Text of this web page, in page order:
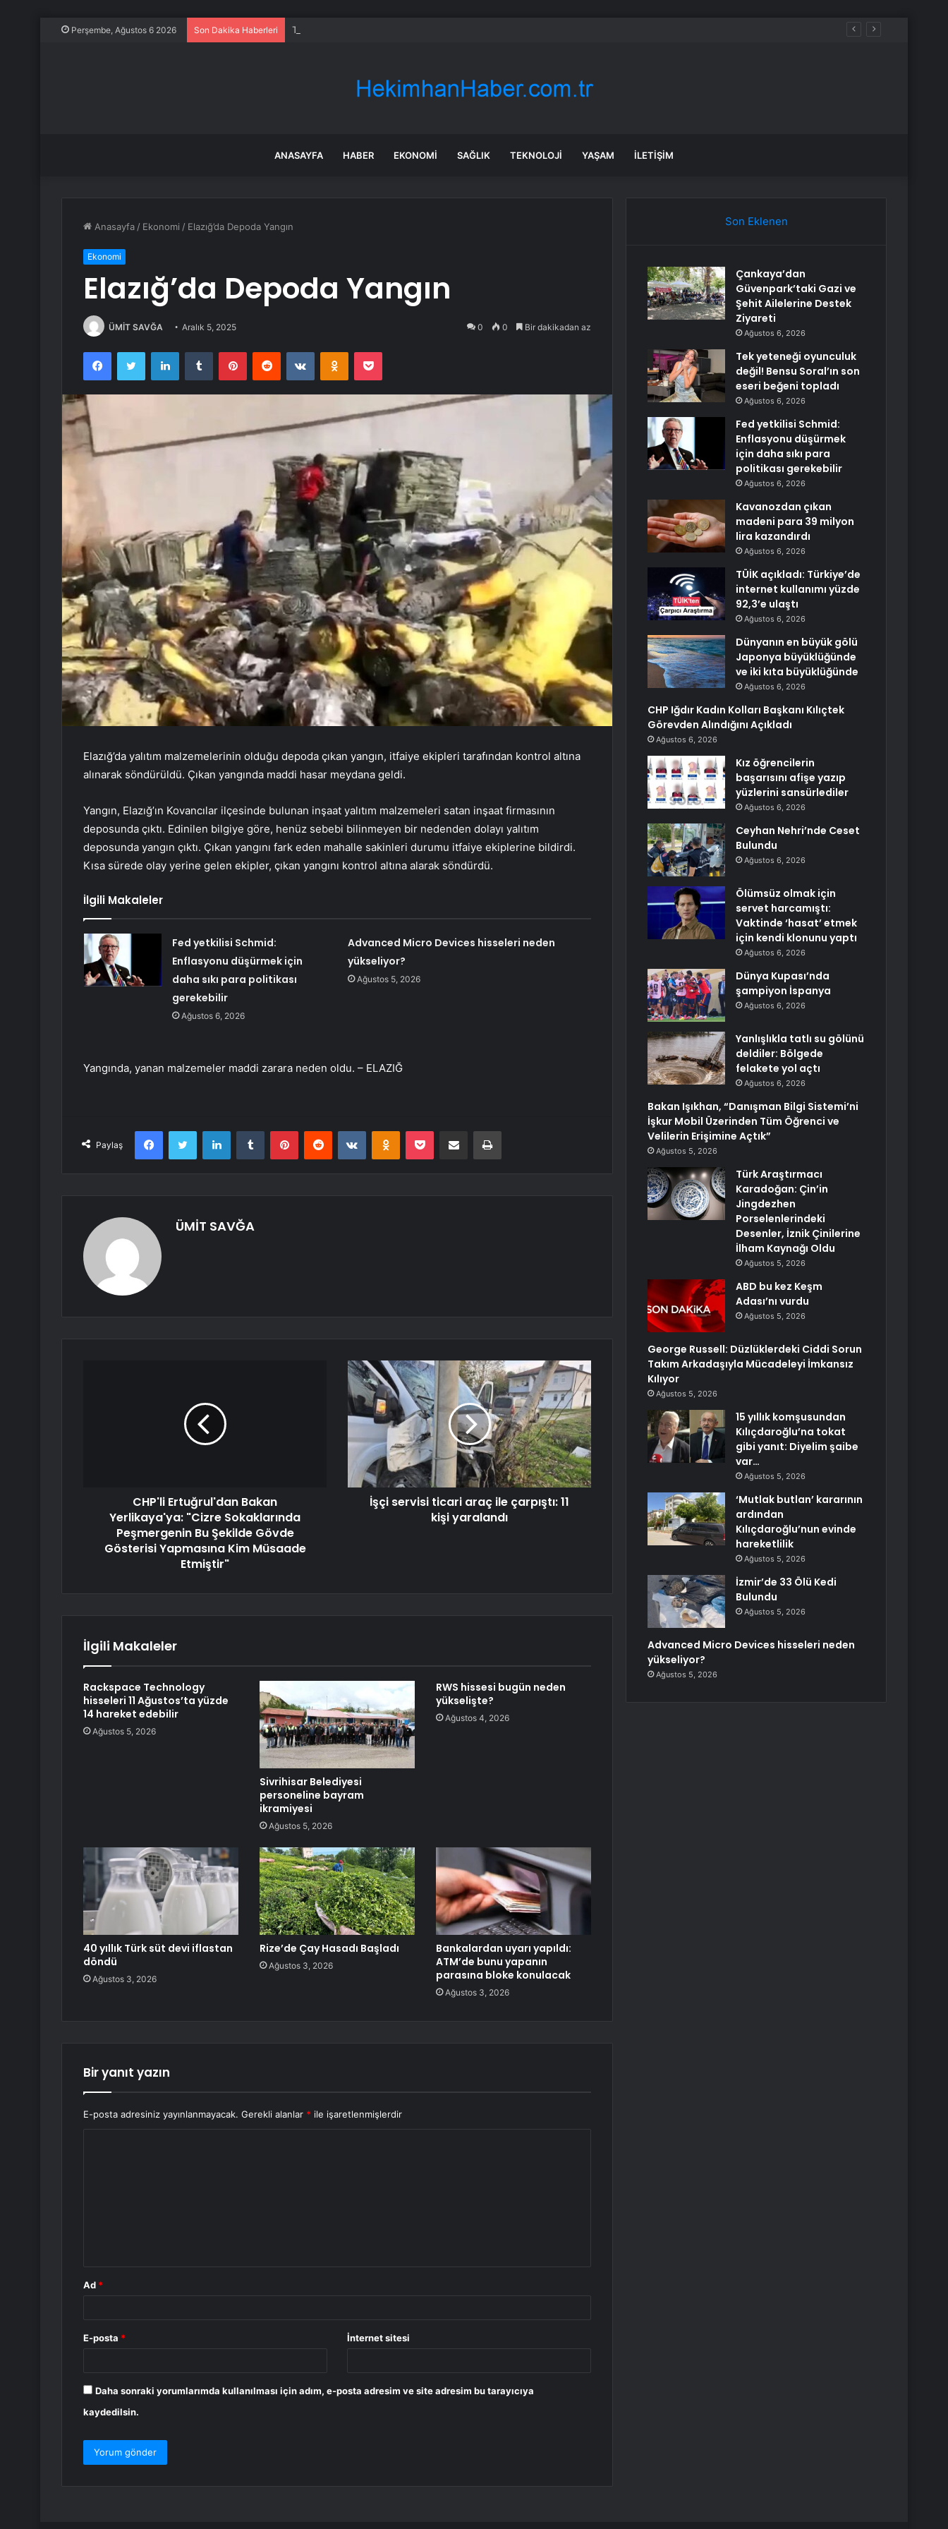
Perşembe, Ağustos 6 2026 Son Dakika Haberleri Tek yeteneği oyunculuk değil! Bensu Soral’ın son eseri beğeni topladı
ANASAYFA HABER EKONOMI SAĞLIK TEKNOLOJI YAŞAM İLETIŞIM
Anasayfa / Ekonomi / Elazığ’da Depoda Yangın
Ekonomi
Elazığ’da Depoda Yangın
ÜMİT SAVĞA Aralık 5, 2025 0 0 Bir dakikadan az
FacebookTwitter LinkedInTumblr PinterestReddit VKontakteOdnoklassniki
Pocket
Elazığ’da yalıtım malzemelerinin olduğu depoda çıkan yangın, itfaiye ekipleri tarafından kontrol altına
alınarak söndürüldü. Çıkan yangında maddi hasar meydana geldi.
Yangın, Elazığ’ın Kovancılar ilçesinde bulunan inşaat yalıtım malzemeleri satan inşaat firmasının
deposunda çıktı. Edinilen bilgiye göre, henüz sebebi bilinmeyen bir nedenden dolayı yalıtım
deposunda yangın çıktı. Çıkan yangını fark eden mahalle sakinleri durumu itfaiye ekiplerine bildirdi.
Kısa sürede olay yerine gelen ekipler, çıkan yangını kontrol altına alarak söndürdü.
İlgili Makaleler
Fed yetkilisi Schmid:
Enflasyonu düşürmek için
daha sıkı para politikası
gerekebilir
Ağustos 6, 2026
Advanced Micro Devices hisseleri neden
yükseliyor?
Ağustos 5, 2026
Yangında, yanan malzemeler maddi zarara neden oldu. – ELAZIĞ
Paylaş
FacebookTwitter LinkedInTumblr PinterestReddit VKontakteOdnoklassniki
Pocket E-Posta ile paylaş Yazdır
ÜMİT SAVĞA
CHP'li Ertuğrul'dan Bakan
Yerlikaya'ya: "Cizre Sokaklarında
Peşmergenin Bu Şekilde Gövde
Gösterisi Yapmasına Kim Müsaade
Etmiştir"
İşçi servisi ticari araç ile çarpıştı: 11
kişi yaralandı
İlgili Makaleler
Rackspace Technology
hisseleri 11 Ağustos’ta yüzde
14 hareket edebilir
Ağustos 5, 2026
Sivrihisar Belediyesi
personeline bayram
ikramiyesi
Ağustos 5, 2026
RWS hissesi bugün neden
yükselişte?
Ağustos 4, 2026
40 yıllık Türk süt devi iflastan
döndü
Ağustos 3, 2026
Rize’de Çay Hasadı Başladı
Ağustos 3, 2026
Bankalardan uyarı yapıldı:
ATM’de bunu yapanın
parasına bloke konulacak
Ağustos 3, 2026
Bir yanıt yazın
E-posta adresiniz yayınlanmayacak. Gerekli alanlar * ile işaretlenmişlerdir
Ad *
E-posta * İnternet sitesi
Daha sonraki yorumlarımda kullanılması için adım, e-posta adresim ve site adresim bu tarayıcıya
kaydedilsin.
Son Eklenen
Çankaya’dan
Güvenpark’taki Gazi ve
Şehit Ailelerine Destek
Ziyareti
Ağustos 6, 2026
Tek yeteneği oyunculuk
değil! Bensu Soral’ın son
eseri beğeni topladı
Ağustos 6, 2026
Fed yetkilisi Schmid:
Enflasyonu düşürmek
için daha sıkı para
politikası gerekebilir
Ağustos 6, 2026
Kavanozdan çıkan
madeni para 39 milyon
lira kazandırdı
Ağustos 6, 2026
TÜİK açıkladı: Türkiye’de
internet kullanımı yüzde
92,3’e ulaştı
Ağustos 6, 2026
Dünyanın en büyük gölü
Japonya büyüklüğünde
ve iki kıta büyüklüğünde
Ağustos 6, 2026
CHP Iğdır Kadın Kolları Başkanı Kılıçtek
Görevden Alındığını Açıkladı
Ağustos 6, 2026
Kız öğrencilerin
başarısını afişe yazıp
yüzlerini sansürlediler
Ağustos 6, 2026
Ceyhan Nehri’nde Ceset
Bulundu
Ağustos 6, 2026
Ölümsüz olmak için
servet harcamıştı:
Vaktinde ‘hasat’ etmek
için kendi klonunu yaptı
Ağustos 6, 2026
Dünya Kupası’nda
şampiyon İspanya
Ağustos 6, 2026
Yanlışlıkla tatlı su gölünü
deldiler: Bölgede
felakete yol açtı
Ağustos 6, 2026
Bakan Işıkhan, “Danışman Bilgi Sistemi’ni
İşkur Mobil Üzerinden Tüm Öğrenci ve
Velilerin Erişimine Açtık”
Ağustos 5, 2026
Türk Araştırmacı
Karadoğan: Çin’in
Jingdezhen
Porselenlerindeki
Desenler, İznik Çinilerine
İlham Kaynağı Oldu
Ağustos 5, 2026
ABD bu kez Keşm
Adası’nı vurdu
Ağustos 5, 2026
George Russell: Düzlüklerdeki Ciddi Sorun
Takım Arkadaşıyla Mücadeleyi İmkansız
Kılıyor
Ağustos 5, 2026
15 yıllık komşusundan
Kılıçdaroğlu’na tokat
gibi yanıt: Diyelim şaibe
var…
Ağustos 5, 2026
‘Mutlak butlan’ kararının
ardından
Kılıçdaroğlu’nun evinde
hareketlilik
Ağustos 5, 2026
İzmir’de 33 Ölü Kedi
Bulundu
Ağustos 5, 2026
Advanced Micro Devices hisseleri neden
yükseliyor?
Ağustos 5, 2026